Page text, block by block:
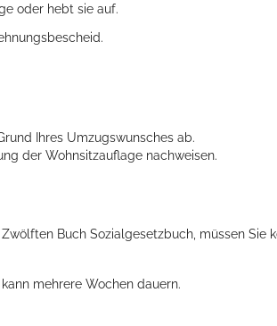
oder hebt sie auf.
Ihres Umzugswunsches ab.
der Wohnsitzauflage nachweisen.
Buch Sozialgesetzbuch, müssen Sie
mehrere Wochen dauern.